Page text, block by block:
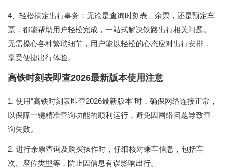
4、轻松搞定出行事务：无论是查询时刻表、余票，还是预定车
票，都能帮助用户轻松完成，一站式解决铁路出行相关问题。
无需操心各种繁琐细节，用户能以轻松的心态应对出行安排，
享受便捷出行体验。
高铁时刻表即查2026最新版本使用注意
1. 使用“高铁时刻表即查2026最新版本”时，确保网络连接正常，
以保障一键精准查询功能的顺利运行，避免因网络问题导致查
询失败。
2. 进行余票查询及购买操作时，仔细核对乘车信息，包括车
次、座位类型等，防止因信息有误影响出行。